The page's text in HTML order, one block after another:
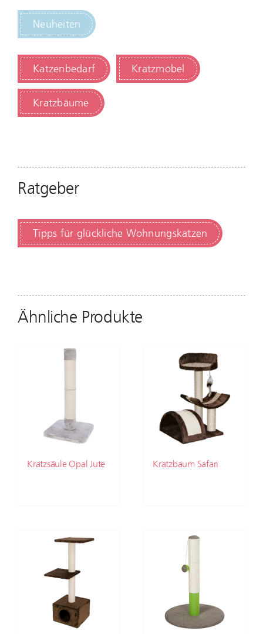
Neuheiten
Katzenbedarf Kratzmöbel
Kratzbäume
Ratgeber
Tipps für glückliche Wohnungskatzen
Ähnliche Produkte
Kratzsäule Opal Jute Kratzbaum Safari